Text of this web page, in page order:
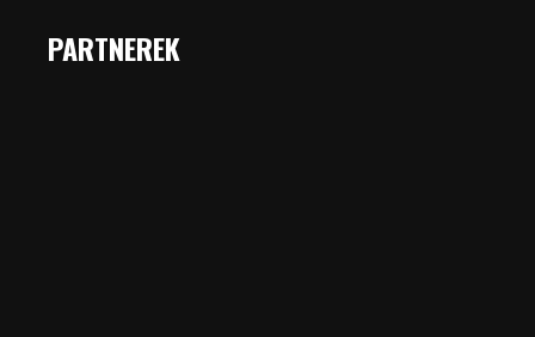
PARTNEREK